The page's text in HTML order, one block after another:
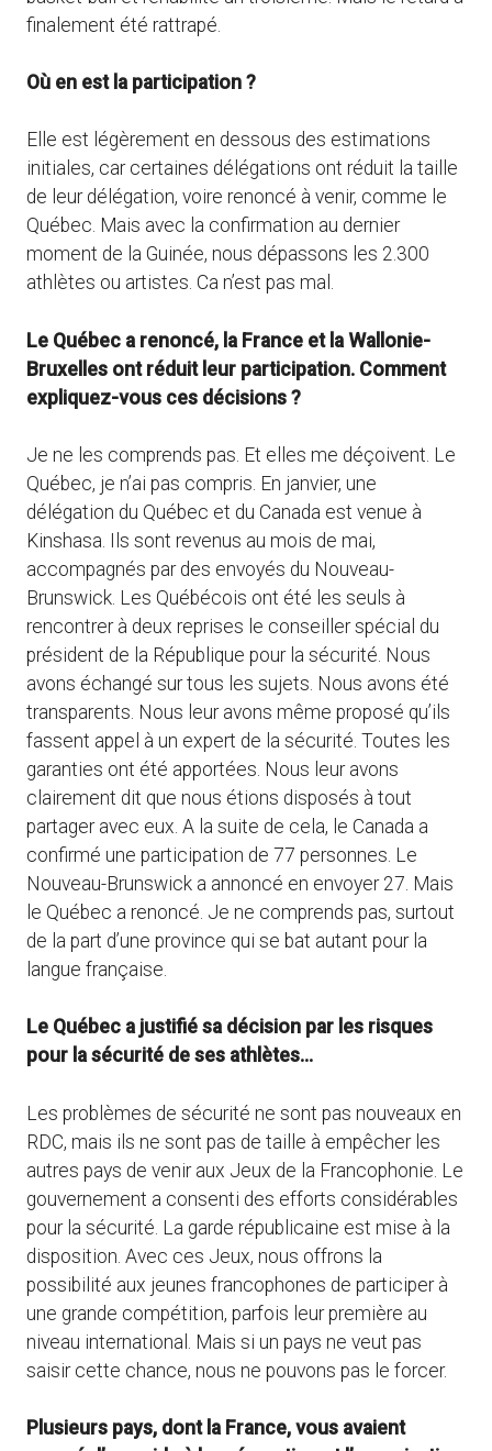
finalement été rattrapé.
Où en est la participation ?
Elle est légèrement en dessous des estimations
initiales, car certaines délégations ont réduit la taille
de leur délégation, voire renoncé à venir, comme le
Québec. Mais avec la confirmation au dernier
moment de la Guinée, nous dépassons les 2.300
athlètes ou artistes. Ca n’est pas mal.
Le Québec a renoncé, la France et la Wallonie-
Bruxelles ont réduit leur participation. Comment
expliquez-vous ces décisions ?
Je ne les comprends pas. Et elles me déçoivent. Le
Québec, je n’ai pas compris. En janvier, une
délégation du Québec et du Canada est venue à
Kinshasa. Ils sont revenus au mois de mai,
accompagnés par des envoyés du Nouveau-
Brunswick. Les Québécois ont été les seuls à
rencontrer à deux reprises le conseiller spécial du
président de la République pour la sécurité. Nous
avons échangé sur tous les sujets. Nous avons été
transparents. Nous leur avons même proposé qu’ils
fassent appel à un expert de la sécurité. Toutes les
garanties ont été apportées. Nous leur avons
clairement dit que nous étions disposés à tout
partager avec eux. A la suite de cela, le Canada a
confirmé une participation de 77 personnes. Le
Nouveau-Brunswick a annoncé en envoyer 27. Mais
le Québec a renoncé. Je ne comprends pas, surtout
de la part d’une province qui se bat autant pour la
langue française.
Le Québec a justifié sa décision par les risques
pour la sécurité de ses athlètes…
Les problèmes de sécurité ne sont pas nouveaux en
RDC, mais ils ne sont pas de taille à empêcher les
autres pays de venir aux Jeux de la Francophonie. Le
gouvernement a consenti des efforts considérables
pour la sécurité. La garde républicaine est mise à la
disposition. Avec ces Jeux, nous offrons la
possibilité aux jeunes francophones de participer à
une grande compétition, parfois leur première au
niveau international. Mais si un pays ne veut pas
saisir cette chance, nous ne pouvons pas le forcer.
Plusieurs pays, dont la France, vous avaient